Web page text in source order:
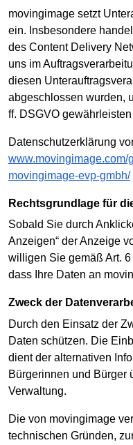
movingimage setzt
ein. Insbesondere
des Content Delivery
uns im
diesen
abgeschlossen wurden,
ff. DSGVO
Datenschutzerklärung
www.movingimage.com/
movingimage-evp-gmbh/
Rechtsgrundlage für
Sobald Sie durch
Anzeigen“ der Anzeige
willigen Sie gemäß Art.
dass Ihre Daten an
Zweck der
Durch den Einsatz der
Daten schützen. Die
dient der alternativen
Bürgerinnen und Bürger
Verwaltung.
Die von movingimage
technischen Gründen,